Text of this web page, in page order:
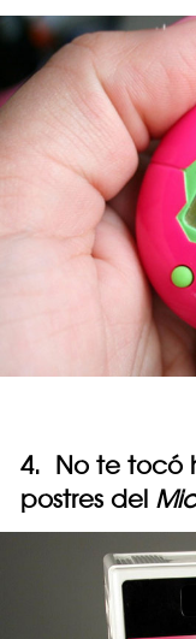
4. No te tocó
postres del